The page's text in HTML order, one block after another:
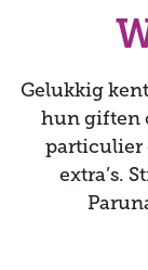
Gelukkig
hun giften
particulier
extra’s.